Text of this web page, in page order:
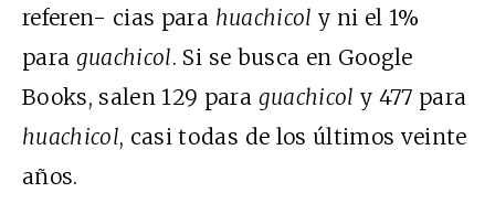
referen- cias para huachicol y ni el 1%
para guachicol. Si se busca en Google
Books, salen 129 para guachicol y 477 para
huachicol, casi todas de los últimos veinte
años.